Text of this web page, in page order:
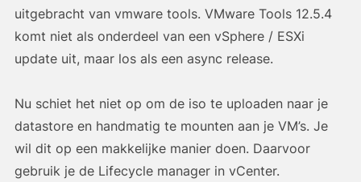
uitgebracht van vmware tools. VMware Tools 12.5.4
komt niet als onderdeel van een vSphere / ESXi
update uit, maar los als een async release.
Nu schiet het niet op om de iso te uploaden naar je
datastore en handmatig te mounten aan je VM’s. Je
wil dit op een makkelijke manier doen. Daarvoor
gebruik je de Lifecycle manager in vCenter.